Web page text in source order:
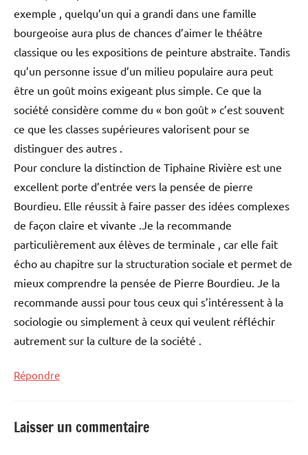
exemple , quelqu’un qui a grandi dans une famille
bourgeoise aura plus de chances d’aimer le théâtre
classique ou les expositions de peinture abstraite. Tandis
qu’un personne issue d’un milieu populaire aura peut
être un goût moins exigeant plus simple. Ce que la
société considère comme du « bon goût » c’est souvent
ce que les classes supérieures valorisent pour se
distinguer des autres .
Pour conclure la distinction de Tiphaine Rivière est une
excellent porte d’entrée vers la pensée de pierre
Bourdieu. Elle réussit à faire passer des idées complexes
de façon claire et vivante .Je la recommande
particulièrement aux élèves de terminale , car elle fait
écho au chapitre sur la structuration sociale et permet de
mieux comprendre la pensée de Pierre Bourdieu. Je la
recommande aussi pour tous ceux qui s’intéressent à la
sociologie ou simplement à ceux qui veulent réfléchir
autrement sur la culture de la société .
Répondre
Laisser un commentaire